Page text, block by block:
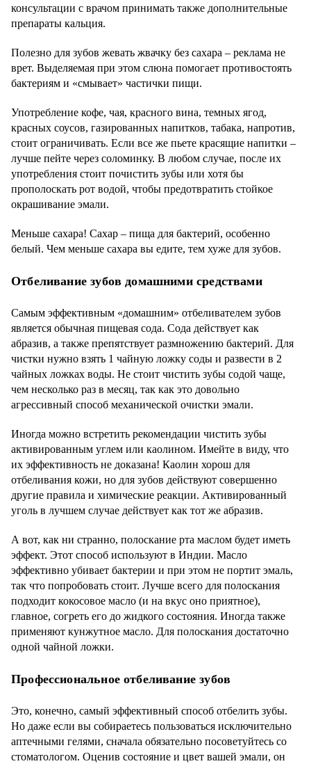
консультации с врачом принимать также дополнительные
препараты кальция.
Полезно для зубов жевать жвачку без сахара – реклама не
врет. Выделяемая при этом слюна помогает противостоять
бактериям и «смывает» частички пищи.
Употребление кофе, чая, красного вина, темных ягод,
красных соусов, газированных напитков, табака, напротив,
стоит ограничивать. Если все же пьете красящие напитки –
лучше пейте через соломинку. В любом случае, после их
употребления стоит почистить зубы или хотя бы
прополоскать рот водой, чтобы предотвратить стойкое
окрашивание эмали.
Меньше сахара! Сахар – пища для бактерий, особенно
белый. Чем меньше сахара вы едите, тем хуже для зубов.
Отбеливание зубов домашними средствами
Самым эффективным «домашним» отбеливателем зубов
является обычная пищевая сода. Сода действует как
абразив, а также препятствует размножению бактерий. Для
чистки нужно взять 1 чайную ложку соды и развести в 2
чайных ложках воды. Не стоит чистить зубы содой чаще,
чем несколько раз в месяц, так как это довольно
агрессивный способ механической очистки эмали.
Иногда можно встретить рекомендации чистить зубы
активированным углем или каолином. Имейте в виду, что
их эффективность не доказана! Каолин хорош для
отбеливания кожи, но для зубов действуют совершенно
другие правила и химические реакции. Активированный
уголь в лучшем случае действует как тот же абразив.
А вот, как ни странно, полоскание рта маслом будет иметь
эффект. Этот способ используют в Индии. Масло
эффективно убивает бактерии и при этом не портит эмаль,
так что попробовать стоит. Лучше всего для полоскания
подходит кокосовое масло (и на вкус оно приятное),
главное, согреть его до жидкого состояния. Иногда также
применяют кунжутное масло. Для полоскания достаточно
одной чайной ложки.
Профессиональное отбеливание зубов
Это, конечно, самый эффективный способ отбелить зубы.
Но даже если вы собираетесь пользоваться исключительно
аптечными гелями, сначала обязательно посоветуйтесь со
стоматологом. Оценив состояние и цвет вашей эмали, он